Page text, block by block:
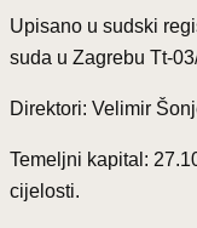
Upisano u sudski
suda u Zagrebu Tt-
Direktori: Velimir
Temeljni kapital:
cijelosti.